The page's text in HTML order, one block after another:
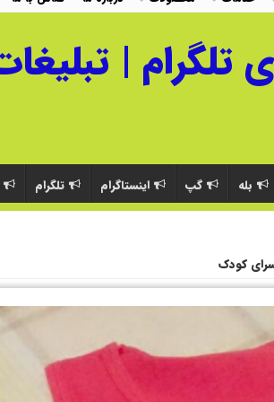
بله گپ اینستاگرام تلگرام
کودک